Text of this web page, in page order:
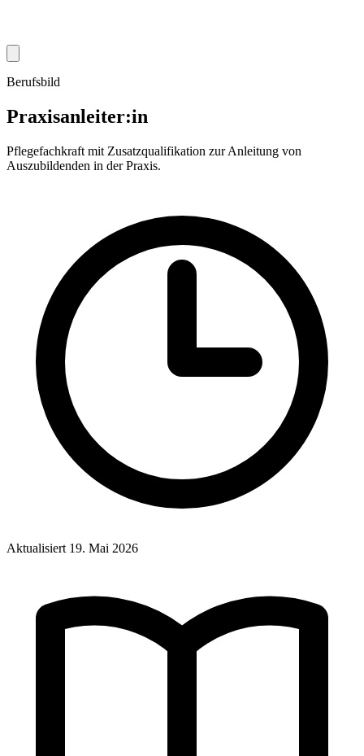
Berufsbild
Praxisanleiter:in
Pflegefachkraft mit Zusatzqualifikation zur Anleitung von
Auszubildenden in der Praxis.
Aktualisiert 19. Mai 2026